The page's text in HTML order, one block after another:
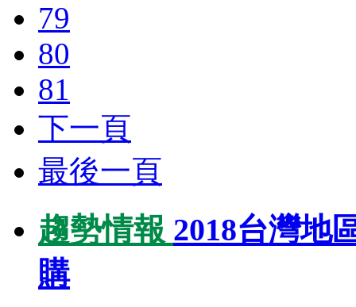
79
80
81
下一頁
最後一頁
趨勢情報 2018台灣地
購